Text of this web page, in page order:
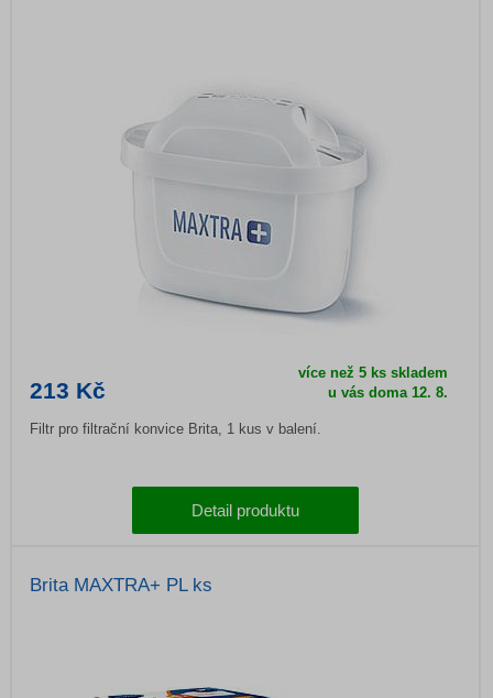
213 Kč
více než 5 ks skladem
u vás doma12. 8.
Filtr pro filtrační konvice Brita, 1 kus v balení.
Detail produktu
Brita MAXTRA+ PL ks